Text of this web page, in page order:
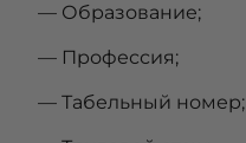
— Образование;
— Профессия;
— Табельный номер;